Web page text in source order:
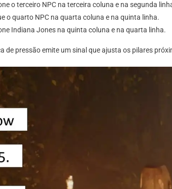
o terceiro NPC na terceira coluna e na segunda
o quarto NPC na quarta coluna e na quinta linha.
Indiana Jones na quinta coluna e na quarta linha.
de pressão emite um sinal que ajusta os pilares